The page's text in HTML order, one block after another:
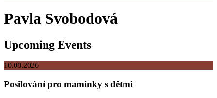
Pavla Svobodová
Upcoming Events
10.08.2026
Posilování pro maminky s dětmi